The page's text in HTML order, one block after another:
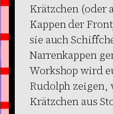
Krätzchen (oder
Kappen der
sie auch
Narrenkappen
Workshop wird
Rudolph zeigen,
Krätzchen aus